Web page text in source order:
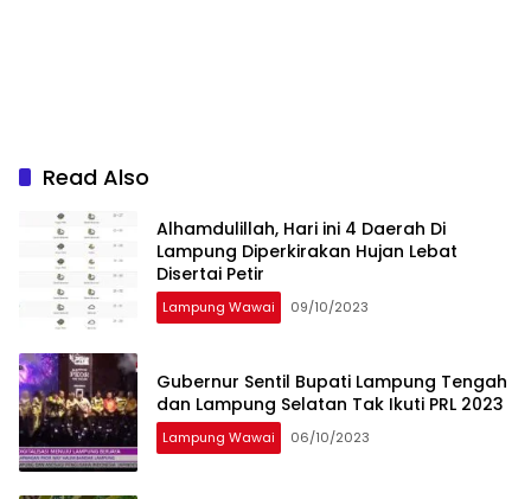
Read Also
Alhamdulillah, Hari ini 4 Daerah Di
Lampung Diperkirakan Hujan Lebat
Disertai Petir
Lampung Wawai 09/10/2023
Gubernur Sentil Bupati Lampung Tengah
dan Lampung Selatan Tak Ikuti PRL 2023
Lampung Wawai 06/10/2023